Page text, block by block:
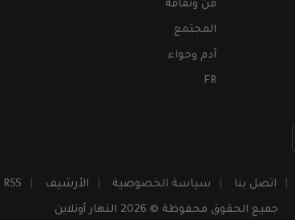
فن وثقافة
المجتمع
آدم وحواء
FR
اتصل بنا سياسة الخصوصية الأرشيف RSS
جميع الحقوق محفوظة © 2026 النهار أونلاين